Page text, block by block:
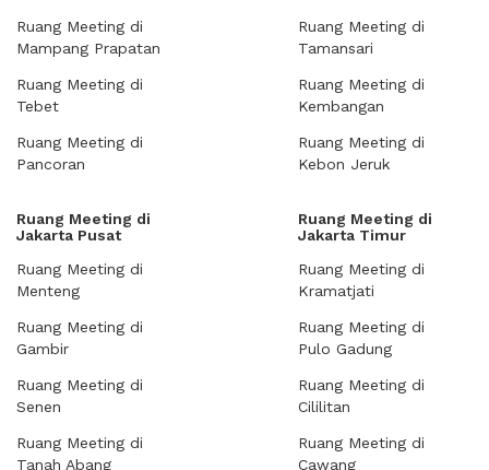
Ruang Meeting di
Mampang Prapatan
Ruang Meeting di
Tebet
Ruang Meeting di
Pancoran
Ruang Meeting di
Tamansari
Ruang Meeting di
Kembangan
Ruang Meeting di
Kebon Jeruk
Ruang Meeting di
Jakarta Pusat
Ruang Meeting di
Menteng
Ruang Meeting di
Gambir
Ruang Meeting di
Senen
Ruang Meeting di
Tanah Abang
Ruang Meeting di
Jakarta Timur
Ruang Meeting di
Kramatjati
Ruang Meeting di
Pulo Gadung
Ruang Meeting di
Cililitan
Ruang Meeting di
Cawang